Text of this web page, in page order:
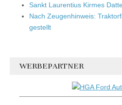
Sankt Laurentius Kirmes
Nach Zeugenhinweis:
gestellt
WERBEPARTNER